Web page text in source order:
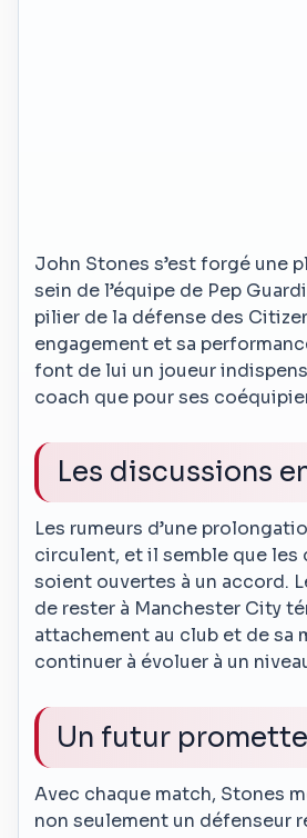
John Stones s’est forgé une
sein de l’équipe de Pep
pilier de la défense des
engagement et sa
font de lui un joueur
coach que pour ses
Les discussions
Les rumeurs d’une
circulent, et il semble que les
soient ouvertes à un accord.
de rester à Manchester City
attachement au club et de sa
continuer à évoluer à un
Un futur
Avec chaque match, Stones
non seulement un défenseur